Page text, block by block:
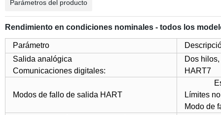
Parámetros del producto
Rendimiento en condiciones nominales - todos los
Parámetro
Salida analógica
Comunicaciones digitales:
Dos
HART7
Modos de fallo de salida HART
Límites
Modo de